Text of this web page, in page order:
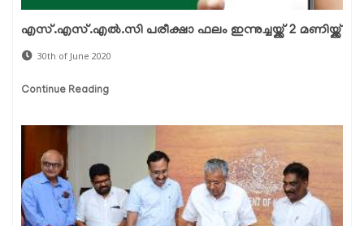
എസ്.എസ്.എല്‍.സി പരീക്ഷാ ഫലം ഇന്നുച്ചയ്ക്ക് 2 മണിയ്ക്ക്
30th of June 2020
Continue Reading